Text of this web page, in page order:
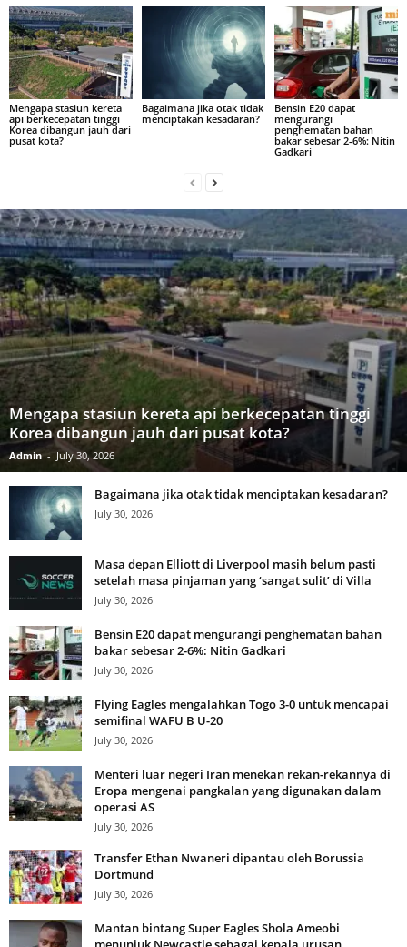
Mengapa stasiun kereta
api berkecepatan tinggi
Korea dibangun jauh dari
pusat kota?
Bagaimana jika otak tidak
menciptakan kesadaran?
Bensin E20 dapat
mengurangi
penghematan bahan
bakar sebesar 2-6%: Nitin
Gadkari
Mengapa stasiun kereta api berkecepatan tinggi
Korea dibangun jauh dari pusat kota?
Admin - July 30, 2026
Bagaimana jika otak tidak menciptakan kesadaran?
July 30, 2026
Masa depan Elliott di Liverpool masih belum pasti
setelah masa pinjaman yang ‘sangat sulit’ di Villa
July 30, 2026
Bensin E20 dapat mengurangi penghematan bahan
bakar sebesar 2-6%: Nitin Gadkari
July 30, 2026
Flying Eagles mengalahkan Togo 3-0 untuk mencapai
semifinal WAFU B U-20
July 30, 2026
Menteri luar negeri Iran menekan rekan-rekannya di
Eropa mengenai pangkalan yang digunakan dalam
operasi AS
July 30, 2026
Transfer Ethan Nwaneri dipantau oleh Borussia
Dortmund
July 30, 2026
Mantan bintang Super Eagles Shola Ameobi